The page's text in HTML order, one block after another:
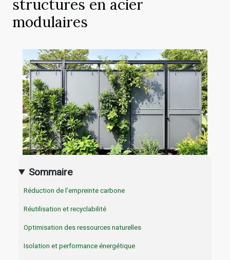
structures en acier
modulaires
Sommaire
Réduction de l’empreinte carbone
Réutilisation et recyclabilité
Optimisation des ressources naturelles
Isolation et performance énergétique